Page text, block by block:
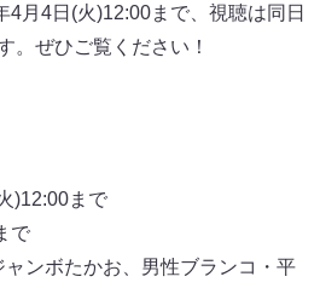
4月4日(火)12:00まで、視聴は同日
。ぜひご覧ください！
)12:00まで
で
ンボたかお、男性ブランコ・平